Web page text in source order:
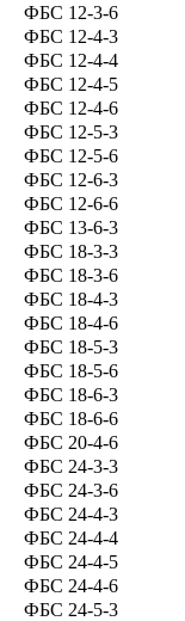
ФБС 12-3-6
ФБС 12-4-3
ФБС 12-4-4
ФБС 12-4-5
ФБС 12-4-6
ФБС 12-5-3
ФБС 12-5-6
ФБС 12-6-3
ФБС 12-6-6
ФБС 13-6-3
ФБС 18-3-3
ФБС 18-3-6
ФБС 18-4-3
ФБС 18-4-6
ФБС 18-5-3
ФБС 18-5-6
ФБС 18-6-3
ФБС 18-6-6
ФБС 20-4-6
ФБС 24-3-3
ФБС 24-3-6
ФБС 24-4-3
ФБС 24-4-4
ФБС 24-4-5
ФБС 24-4-6
ФБС 24-5-3